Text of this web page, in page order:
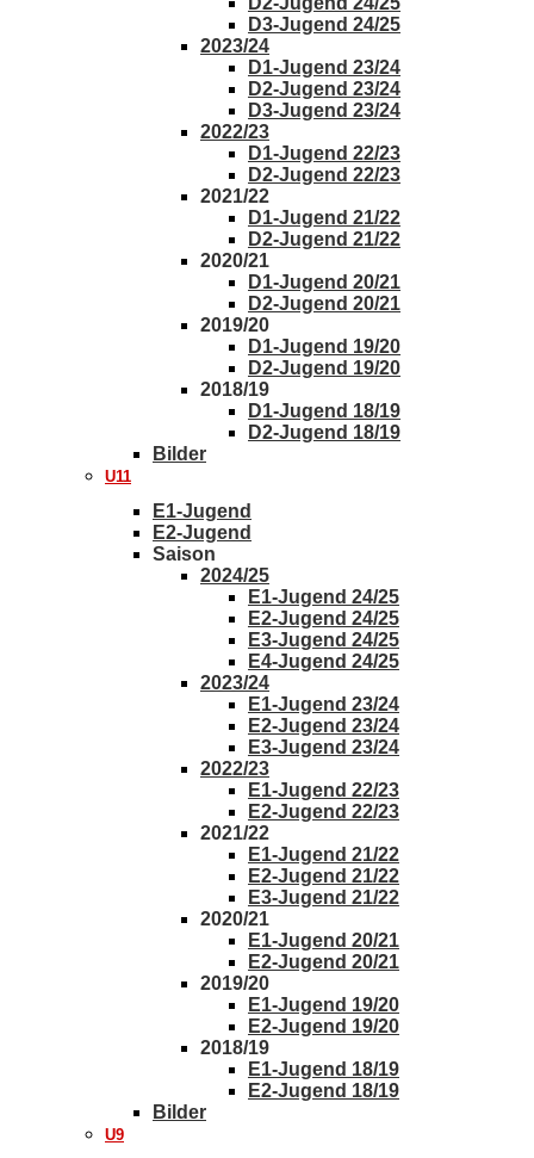
D3-Jugend 24/25
2023/24
D1-Jugend 23/24
D2-Jugend 23/24
D3-Jugend 23/24
2022/23
D1-Jugend 22/23
D2-Jugend 22/23
2021/22
D1-Jugend 21/22
D2-Jugend 21/22
2020/21
D1-Jugend 20/21
D2-Jugend 20/21
2019/20
D1-Jugend 19/20
D2-Jugend 19/20
2018/19
D1-Jugend 18/19
D2-Jugend 18/19
Bilder
U11
E1-Jugend
E2-Jugend
Saison
2024/25
E1-Jugend 24/25
E2-Jugend 24/25
E3-Jugend 24/25
E4-Jugend 24/25
2023/24
E1-Jugend 23/24
E2-Jugend 23/24
E3-Jugend 23/24
2022/23
E1-Jugend 22/23
E2-Jugend 22/23
2021/22
E1-Jugend 21/22
E2-Jugend 21/22
E3-Jugend 21/22
2020/21
E1-Jugend 20/21
E2-Jugend 20/21
2019/20
E1-Jugend 19/20
E2-Jugend 19/20
2018/19
E1-Jugend 18/19
E2-Jugend 18/19
Bilder
U9